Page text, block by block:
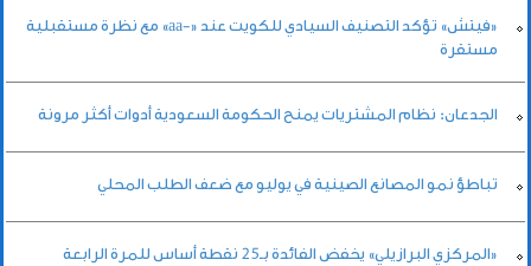
«فيتش» تؤكد التصنيف السيادي للكويت عند «-aa» مع نظرة مستقبلية
مستقرة
الجدعان: نظام المشتريات يمنح الحكومة السعودية أدوات أكثر مرونة
تباطؤ نمو المصانع الصينية في يوليو مع ضعف الطلب المحلي
«المركزي البرازيلي» يخفض الفائدة بـ25 نقطة أساس للمرة الرابعة